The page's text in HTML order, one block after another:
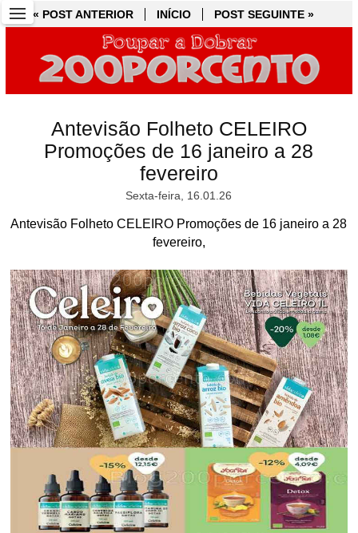
« POST ANTERIOR INÍCIO POST SEGUINTE »
Antevisão Folheto CELEIRO
Promoções de 16 janeiro a 28
fevereiro
Sexta-feira, 16.01.26
Antevisão Folheto CELEIRO Promoções de 16 janeiro a 28
fevereiro,
« POST ANTERIOR INÍCIO POST SEGUINTE »